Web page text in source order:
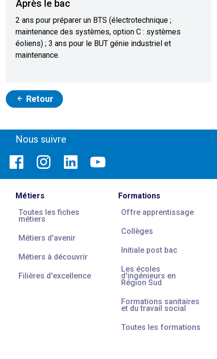
Après le bac
2 ans pour préparer un BTS (électrotechnique ;
maintenance des systèmes, option C : systèmes
éoliens) ; 3 ans pour le BUT génie industriel et
maintenance.
Retour
Nous suivre
Métiers
Toutes les fiches
métiers
Métiers d'avenir
Métiers à découvrir
Filières d'excellence
Formations
Offre apprentissage
Collèges
Initiale post bac
Les écoles
d'ingénieurs en
Région Sud
Formations sanitaires
et du travail social
Toutes les formations